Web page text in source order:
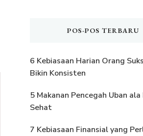
POS-POS TERBARU
6 Kebiasaan Harian Orang
Bikin Konsisten
5 Makanan Pencegah Uban
Sehat
7 Kebiasaan Finansial yang